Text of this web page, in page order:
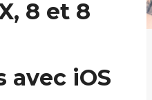
8 et 8
avec iOS